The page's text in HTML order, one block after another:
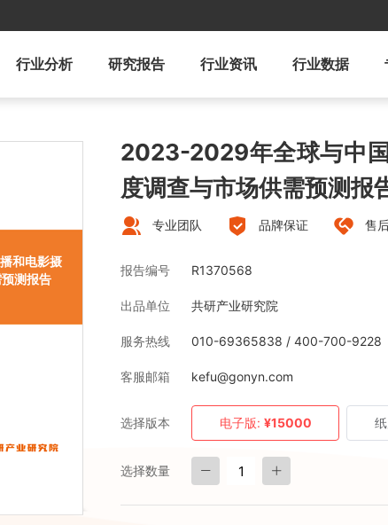
行业分析 研究报告 行业资讯 行业数据
和电影摄
测报告
2023-2029年全球与中
度调查与市场供需预测报
专业团队 品牌保证 售
报告编号 R1370568
出品单位 共研产业研究院
服务热线 010-69365838 / 400-700-9228
客服邮箱 kefu@gonyn.com
选择版本 电子版: ¥15000
选择数量